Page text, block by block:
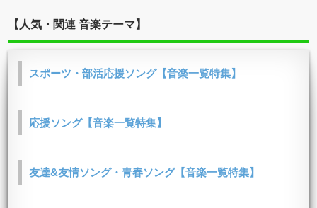
【人気・関連 音楽テーマ】
スポーツ・部活応援ソング【音楽一覧特集】
応援ソング【音楽一覧特集】
友達&友情ソング・青春ソング【音楽一覧特集】